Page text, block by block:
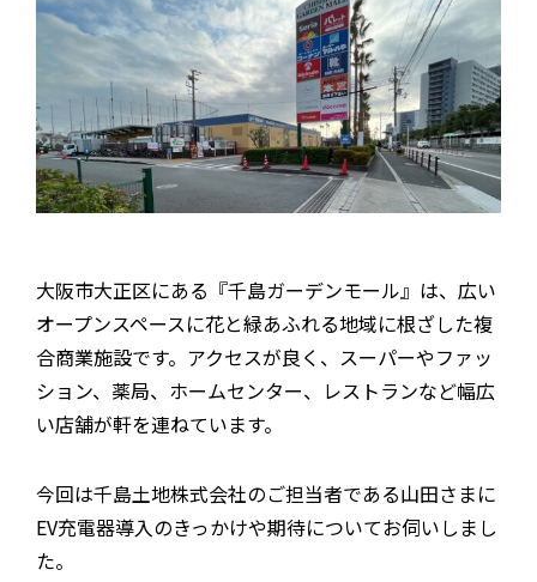
セミナー情報
ニュース・展示会情報
ブランドツールキット
導入施設別プラン
大阪市大正区にある『千島ガーデンモール』は、広い
オープンスペースに花と緑あふれる地域に根ざした複
合商業施設です。アクセスが良く、スーパーやファッ
ション、薬局、ホームセンター、レストランなど幅広
い店舗が軒を連ねています。
今回は千島土地株式会社のご担当者である山田さまに
EV充電器導入のきっかけや期待についてお伺いしまし
た。